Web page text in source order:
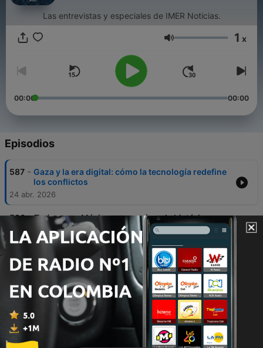
Las entrevistas y especiales de IMER Noticias.
Volumen 1 x
00:00 00:00
Episodios
587 - Gaza y la era digital: cómo la tecnología redefine
los conflictos
24 abr. 2026
586 - Turismo en México rompe récords históricos en
2026
24 abr. 2026
585 -
“El primer rescatado con vida nos motivó”: narra
Defensa rescate de minero
15 abr. 2026
584
Migrar bajo riesgo: redes de tráfico y
condiciones precarias en la ruta hacia Estados
Unidos
13 abr. 2026